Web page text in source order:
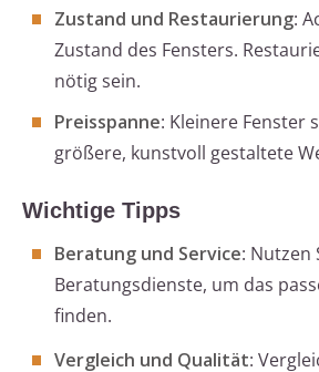
Zustand und Restaurierung:
Zustand des Fensters.
nötig sein.
Preisspanne: Kleinere Fenster
größere, kunstvoll gestaltete
Wichtige Tipps
Beratung und Service: Nutzen
Beratungsdienste, um das
finden.
Vergleich und Qualität: